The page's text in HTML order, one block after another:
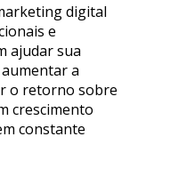
digital
e
ajudar sua
a
o retorno sobre
crescimento
constante